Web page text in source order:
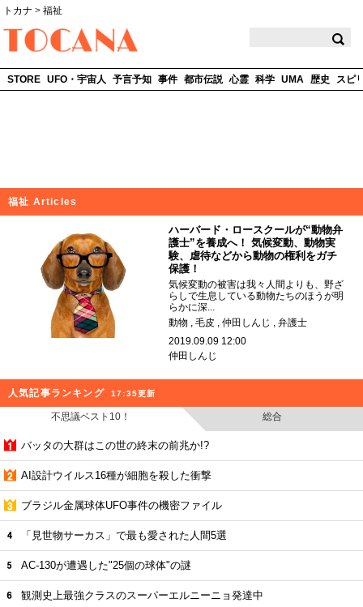
トカナ > 福祉
STORE UFO・宇宙人 予言予知 事件 都市伝説 心霊 科学 UMA 歴史 スピ
福祉 Articles
ハーバード・ロースクールが“動物弁
護士”を養成へ！ 気候変動、動物実
験、虐待などから動物の権利をガチ
保護！
気候変動の被害は我々人間よりも、野ざ
らしで生息している動物たちのほうが明
らかに深...
動物
毛皮 仲田しんじ
弁護士
2019.09.09 12:00
仲田しんじ
人気記事ランキング 17:35更新
不思議ベスト10！ 総合
バッタの大群はこの世の終末の前兆か!?
AI設計ウイルス16種が細胞を殺した衝撃
ブラジル金属球体UFO事件の機密ファイル
「見世物サーカス」で最も愛された人間5選
AC-130が遭遇した"25個の球体"の謎
観測史上最強クラスのスーパーエルニーニョ発達中